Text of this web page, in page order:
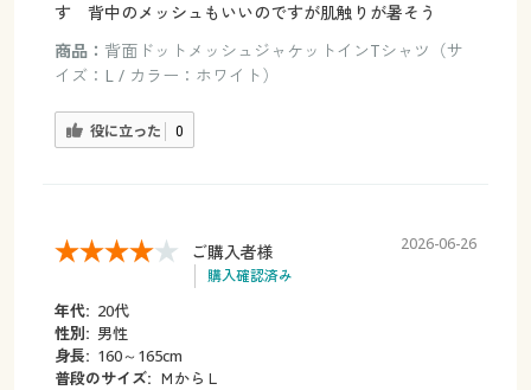
す 背中のメッシュもいいのですが肌触りが暑そう
商品： 背面ドットメッシュジャケットインTシャツ（サ
イズ：L / カラー：ホワイト）
役に立った 0
ご購入者様
購入確認済み
2026-06-26
年代: 20代
性別: 男性
身長: 160～165cm
普段のサイズ: ＭからＬ